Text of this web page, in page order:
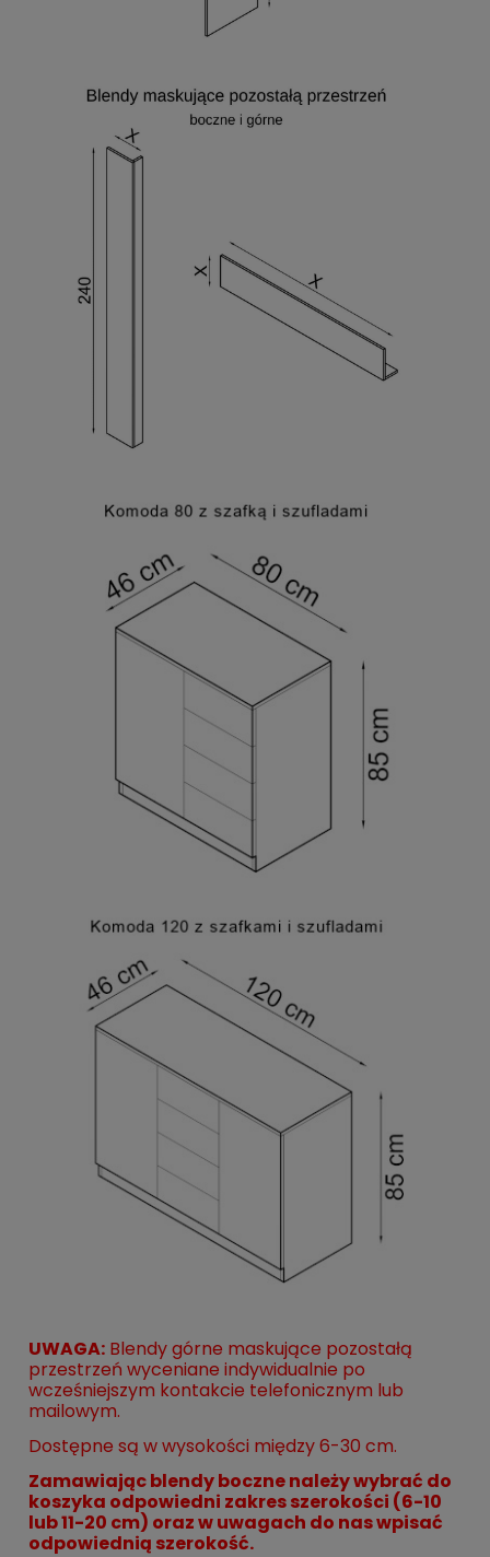
UWAGA: Blendy górne maskujące pozostałą
przestrzeń wyceniane indywidualnie po
wcześniejszym kontakcie telefonicznym lub
mailowym.
Dostępne są w wysokości między 6-30 cm.
Zamawiającblendyboczne należy wybrać do
koszyka odpowiedni zakres szerokości (6-10
lub 11-20 cm) oraz w uwagach do nas wpisać
odpowiednią szerokość.